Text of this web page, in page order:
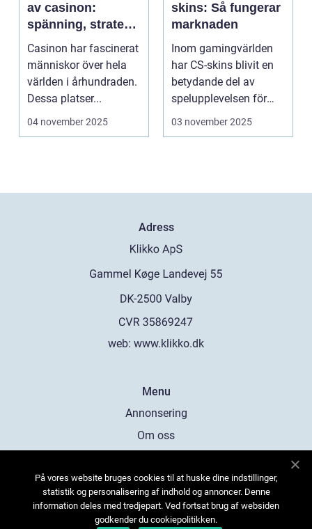
av casinon:
spänning, strategi
och tur
Casinon har fascinerat
människor över hela
världen i århundraden.
Dessa platser...
04 november 2025
skins: Så fungerar
marknaden
Inom gamingvärlden
har CS-skins blivit en
betydande del av
spelupplevelsen för
många...
03 november 2025
Adress
web: www.klikko.dk
Menu
Annonsering
Om oss
Kontakta oss
Sitemap
På vores website bruges cookies til at huske dine indstillinger,
statistik og personalisering af indhold og annoncer. Denne
information deles med tredjepart. Ved fortsat brug af websiden
godkender du cookiepolitikken.